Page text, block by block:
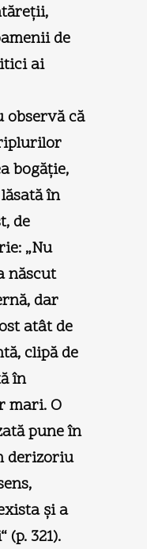
de
ai
observă că
bogăţie,
în
de
„Nu
născut
dar
atât de
clipă de
în
mari. O
pune în
derizoriu
şi a
321).